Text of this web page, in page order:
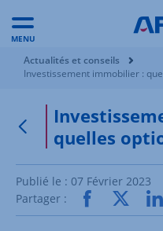
MENU
Vous êtes ici:
Actualités et conseils
Investissement immobilier :
Retour à la page
quelles
Publié le : 07 Février 2023
Partager :